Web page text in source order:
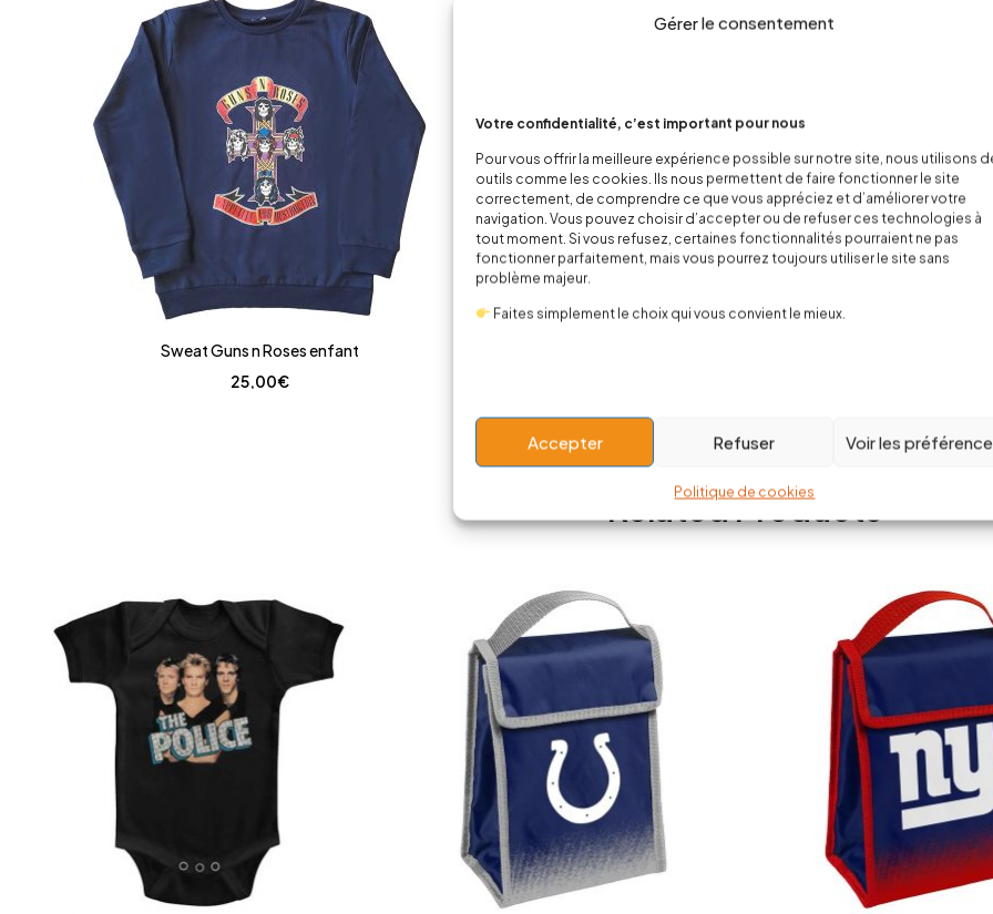
Gérer le consentement
Votre confidentialité, c’est important pour nous
Pour vous offrir la meilleure expérience possible sur notre site, nous utilisons
outils comme les cookies. Ils nous permettent de faire fonctionner le site
correctement, de comprendre ce que vous appréciez et d’améliorer votre
navigation. Vous pouvez choisir d’accepter ou de refuser ces technologies à
tout moment. Si vous refusez, certaines fonctionnalités pourraient ne pas
fonctionner parfaitement, mais vous pourrez toujours utiliser le site sans
problème majeur.
Faites simplement le choix qui vous convient le mieux.
Accepter Refuser Voir les
Politique de cookies
Sweat Guns n Roses enfant
25,00€
Related Products